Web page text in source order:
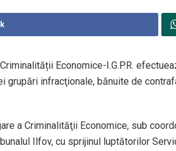
Economice-I.G.P.R.
grupări infracţionale, bănuite de
a Criminalităţii Economice, sub
Ilfov, cu sprijinul luptătorilor